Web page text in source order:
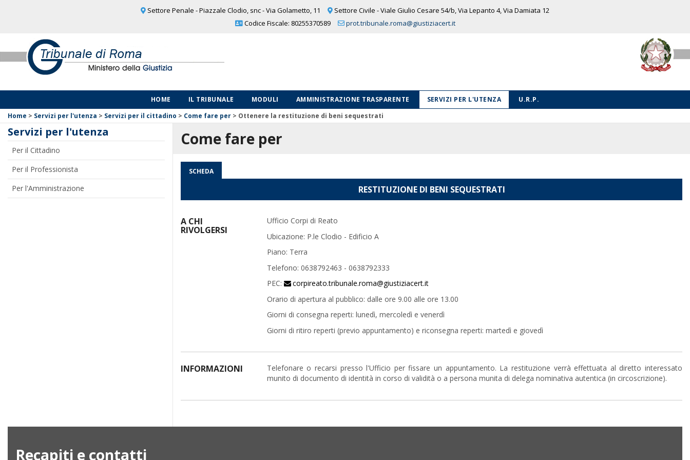
Settore Penale - Piazzale Clodio, snc - Via Golametto, 11
Settore Civile - Viale Giulio Cesare 54/b, Via Lepanto 4, Via Damiata 12
Codice Fiscale: 80255370589
prot.tribunale.roma@giustiziacert.it
HOME IL TRIBUNALE MODULI AMMINISTRAZIONE TRASPARENTE SERVIZI PER L'UTENZA
U.R.P.
Home > Servizi per l'utenza > Servizi per il cittadino > Come fare per > Ottenere la restituzione di beni sequestrati
Servizi per l'utenza
Per il Cittadino
Per il Professionista
Per l'Amministrazione
Come fare per
SCHEDA
RESTITUZIONE DI BENI SEQUESTRATI
A CHI
RIVOLGERSI
Ufficio Corpi di Reato
Ubicazione: P.le Clodio - Edificio A
Piano: Terra
Telefono: 0638792463 - 0638792333
PEC:
corpireato.tribunale.roma@giustiziacert.it
Orario di apertura al pubblico: dalle ore 9.00 alle ore 13.00
Giorni di consegna reperti: lunedì, mercoledì e venerdì
Giorni di ritiro reperti (previo appuntamento) e riconsegna reperti: martedì e giovedì
INFORMAZIONI
Telefonare o recarsi presso l'Ufficio per fissare un appuntamento. La restituzione verrà effettuata al diretto interessato
munito di documento di identità in corso di validità o a persona munita di delega nominativa autentica (in circoscrizione).
Recapiti e contatti